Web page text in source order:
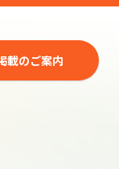
載のご案内